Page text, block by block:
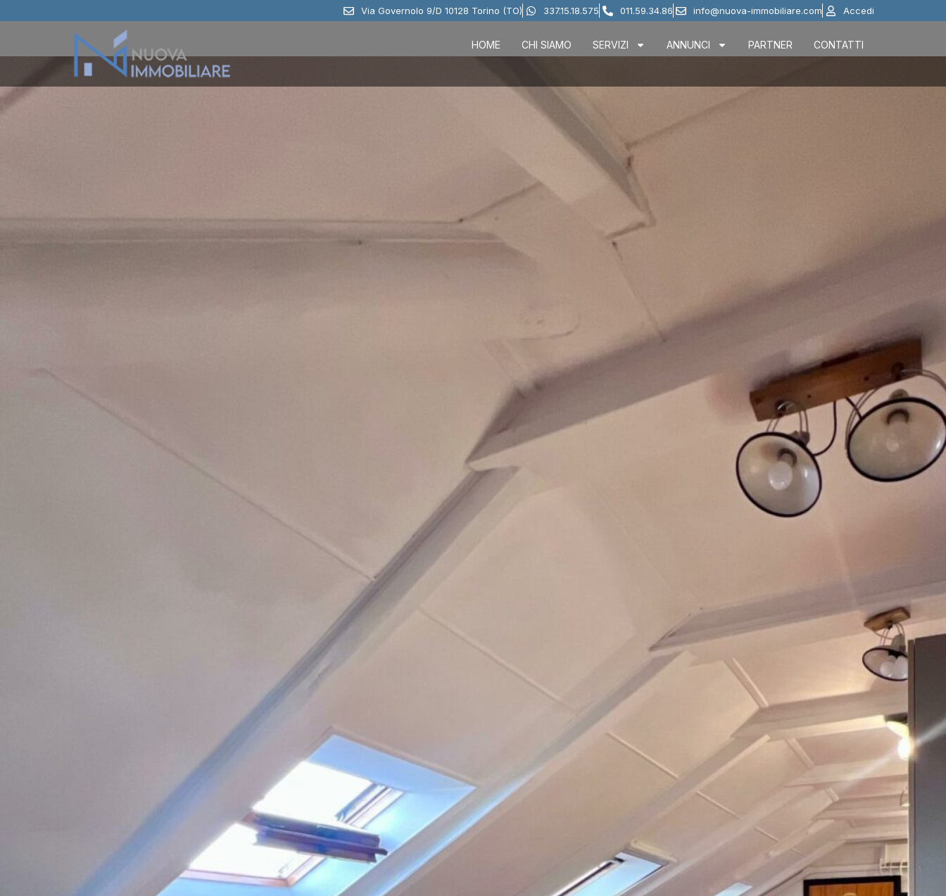
Via Governolo 9/D 10128 Torino (TO) 337.15.18.575 011.59.34.86 info@nuova-immobiliare.com Accedi
HOME CHI SIAMO SERVIZI ANNUNCI PARTNER CONTATTI